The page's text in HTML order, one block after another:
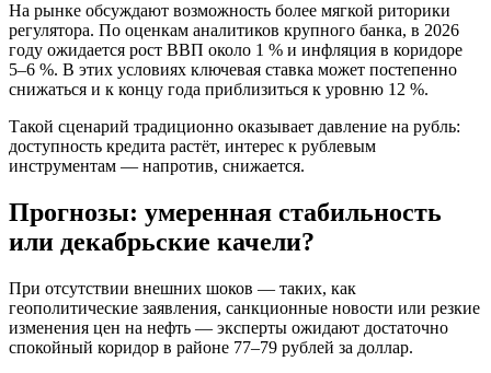
На рынке обсуждают возможность более мягкой риторики
регулятора. По оценкам аналитиков крупного банка, в 2026
году ожидается рост ВВП около 1 % и инфляция в коридоре
5–6 %. В этих условиях ключевая ставка может постепенно
снижаться и к концу года приблизиться к уровню 12 %.
Такой сценарий традиционно оказывает давление на рубль:
доступность кредита растёт, интерес к рублевым
инструментам — напротив, снижается.
Прогнозы: умеренная стабильность
или декабрьские качели?
При отсутствии внешних шоков — таких, как
геополитические заявления, санкционные новости или резкие
изменения цен на нефть — эксперты ожидают достаточно
спокойный коридор в районе 77–79 рублей за доллар.